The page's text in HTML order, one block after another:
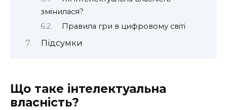
змінилася?
Правила гри в цифровому світі
Підсумки
Що таке інтелектуальна
власність?